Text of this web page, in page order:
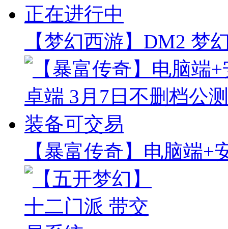
【梦幻西游】DM2 梦
【暴富传奇】电脑端+